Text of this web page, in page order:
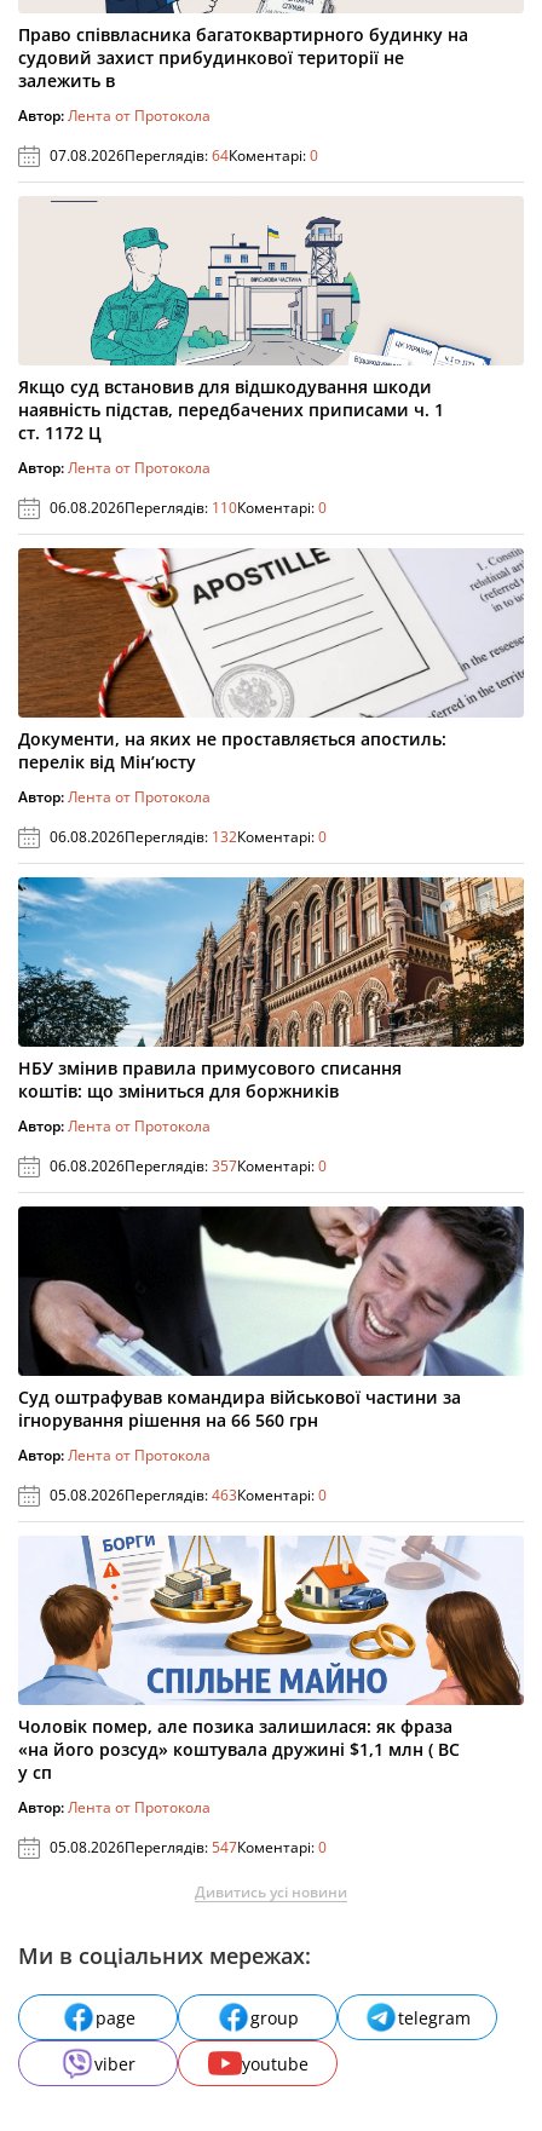
Право співвласника багатоквартирного будинку на
судовий захист прибудинкової території не
залежить в
Автор:Лента от Протокола
07.08.2026Переглядів:64Коментарі:0
Якщо суд встановив для відшкодування шкоди
наявність підстав, передбачених приписами ч. 1
ст. 1172 Ц
Автор:Лента от Протокола
06.08.2026Переглядів: 110Коментарі:0
Документи, на яких не проставляється апостиль:
перелік від Мін’юсту
Автор:Лента от Протокола
06.08.2026Переглядів: 132Коментарі:0
НБУ змінив правила примусового списання
коштів: що зміниться для боржників
Автор:Лента от Протокола
06.08.2026Переглядів:357Коментарі:0
Суд оштрафував командира військової частини за
ігнорування рішення на 66 560 грн
Автор:Лента от Протокола
05.08.2026Переглядів:463Коментарі:0
Чоловік помер, але позика залишилася: як фраза
«на його розсуд» коштувала дружині $1,1 млн ( ВС
у сп
Автор:Лента от Протокола
05.08.2026Переглядів:547Коментарі:0
Дивитись усі новини
Ми в соціальних мережах:
page group
telegram
viber
youtube